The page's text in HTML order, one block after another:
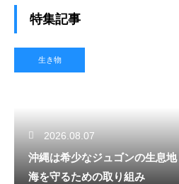
特集記事
生き物
2026.08.07
沖縄は希少なジュゴンの生息
海を守るための取り組み